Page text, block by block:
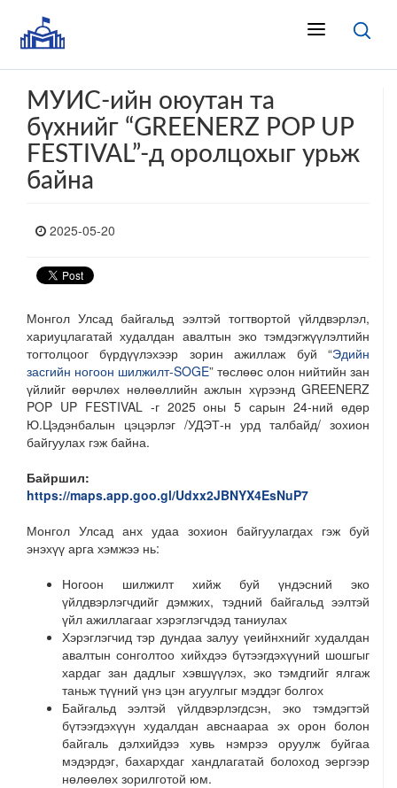
МУИС-ийн оюутан та
бүхнийг “GREENERZ POP UP
FESTIVAL”-д оролцохыг урьж
байна
2025-05-20
Монгол Улсад байгальд ээлтэй тогтвортой үйлдвэрлэл,
хариуцлагатай худалдан авалтын эко тэмдэгжүүлэлтийн
тогтолцоог бүрдүүлэхээр зорин ажиллаж буй “Эдийн
засгийн ногоон шилжилт-SOGE” төслөөс олон нийтийн зан
үйлийг өөрчлөх нөлөөллийн ажлын хүрээнд GREENERZ
POP UP FESTIVAL -г 2025 оны 5 сарын 24-ний өдөр
Ю.Цэдэнбалын цэцэрлэг /УДЭТ-н урд талбайд/ зохион
байгуулах гэж байна.
Байршил:
https://maps.app.goo.gl/Udxx2JBNYX4EsNuP7
Монгол Улсад анх удаа зохион байгуулагдах гэж буй
энэхүү арга хэмжээ нь:
Ногоон шилжилт хийж буй үндэсний эко
үйлдвэрлэгчдийг дэмжих, тэдний байгальд ээлтэй
үйл ажиллагааг хэрэглэгчдэд таниулах
Хэрэглэгчид тэр дундаа залуу үеийнхнийг худалдан
авалтын сонголтоо хийхдээ бүтээгдэхүүний шошгыг
хардаг зан дадлыг хэвшүүлэх, эко тэмдгийг ялгаж
таньж түүний үнэ цэн агуулгыг мэддэг болгох
Байгальд ээлтэй үйлдвэрлэгдсэн, эко тэмдэгтэй
бүтээгдэхүүн худалдан авснаараа эх орон болон
байгаль дэлхийдээ хувь нэмрээ оруулж буйгаа
мэдэрдэг, бахархдаг хандлагатай болоход эергээр
нөлөөлөх зорилготой юм.